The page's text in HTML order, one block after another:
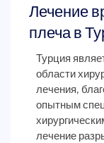
Лечение
плеча в
Турция
области
лечения,
опытным
лечение